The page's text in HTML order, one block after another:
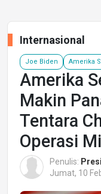
Internasional
Joe Biden Amerika
Amerika
Makin
Tentara
Operasi
Penulis:
Jumat, 10